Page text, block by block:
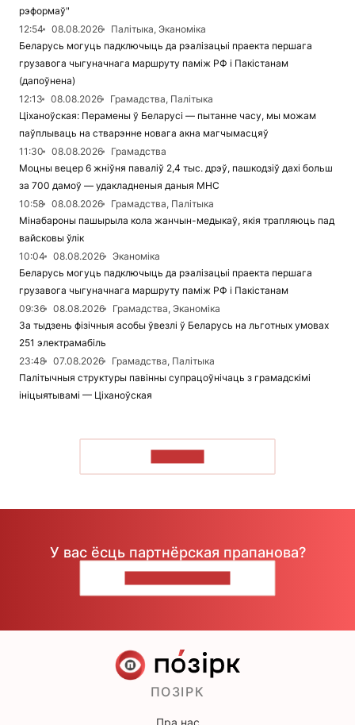
рэформаў"
12:54
08.08.2026
Палітыка, Эканоміка
Беларусь могуць падключыць да рэалізацыі праекта першага
грузавога чыгуначнага маршруту паміж РФ і Пакістанам
(дапоўнена)
12:13
08.08.2026
Грамадства, Палітыка
Ціханоўская: Перамены ў Беларусі — пытанне часу, мы можам
паўплываць на стварэнне новага акна магчымасцяў
11:30
08.08.2026
Грамадства
Моцны вецер 6 жніўня паваліў 2,4 тыс. дрэў, пашкодзіў дахі больш
за 700 дамоў — удакладненыя даныя МНС
10:58
08.08.2026
Грамадства, Палітыка
Мінабароны пашырыла кола жанчын-медыкаў, якія трапляюць пад
вайсковы ўлік
10:04
08.08.2026
Эканоміка
Беларусь могуць падключыць да рэалізацыі праекта першага
грузавога чыгуначнага маршруту паміж РФ і Пакістанам
09:36
08.08.2026
Грамадства, Эканоміка
За тыдзень фізічныя асобы ўвезлі ў Беларусь на льготных умовах
251 электрамабіль
23:48
07.08.2026
Грамадства, Палітыка
Палітычныя структуры павінны супрацоўнічаць з грамадскімі
ініцыятывамі — Ціханоўская
У вас ёсць партнёрская прапанова?
ПОЗІРК
Пра нас